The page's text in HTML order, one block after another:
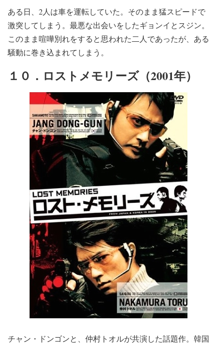
ある日、2人は車を運転していた。そのまま猛スピードで
激突してしまう。最悪な出会いをしたギョンイとスジン。
このまま喧嘩別れをすると思われた二人であったが、ある
騒動に巻き込まれてしまう。
１０．ロストメモリーズ（2001年）
チャン・ドンゴンと、仲村トオルが共演した話題作。韓国